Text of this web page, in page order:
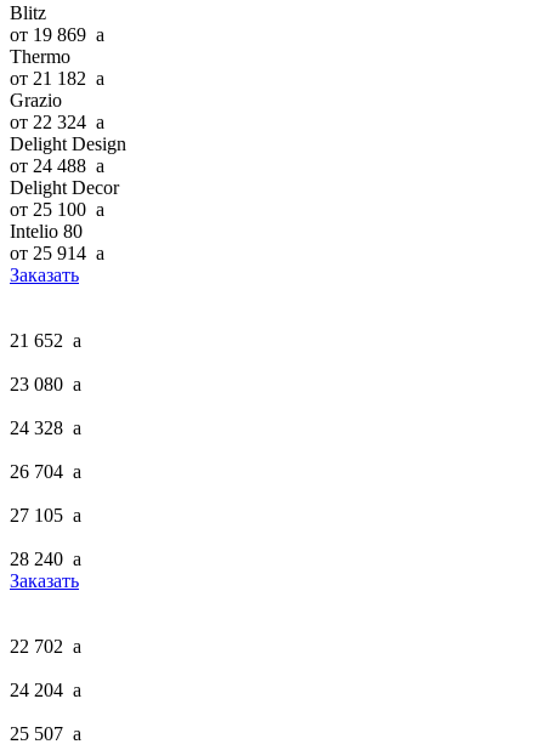
Blitz
от 19 869 a
Thermo
от 21 182 a
Grazio
от 22 324 a
Delight Design
от 24 488 a
Delight Decor
от 25 100 a
Intelio 80
от 25 914 a
Заказать
21 652 a
23 080 a
24 328 a
26 704 a
27 105 a
28 240 a
Заказать
22 702 a
24 204 a
25 507 a